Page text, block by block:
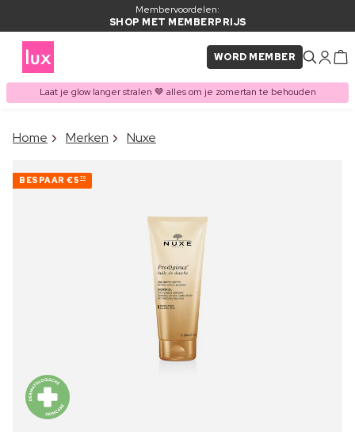
Membervoordelen:
SHOP MET MEMBERPRIJS
WORD MEMBER
Laat je glow langer stralen 🤎 alles om je zomertan te behouden
ITEM TOEGEVOEGD AAN
Home Merken Nuxe
BESPAAR €5 70